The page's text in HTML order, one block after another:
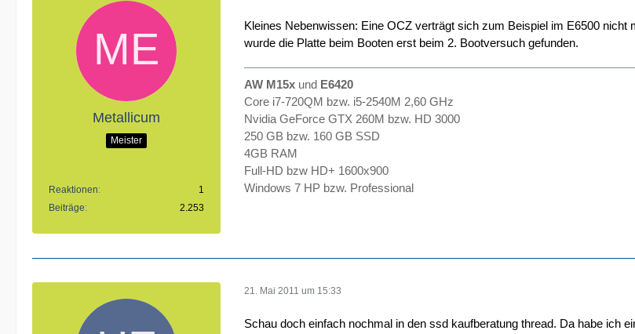
Metallicum
Meister
Reaktionen
1
Beiträge
2.253
Kleines Nebenwissen: Eine OCZ verträgt sich zum Beispiel im E6500
wurde die Platte beim Booten erst beim 2. Bootversuch gefunden.
AW M15x und E6420
Core i7-720QM bzw. i5-2540M 2,60 GHz
Nvidia GeForce GTX 260M bzw. HD 3000
250 GB bzw. 160 GB SSD
4GB RAM
Full-HD bzw HD+ 1600x900
Windows 7 HP bzw. Professional
21. Mai 2011 um 15:33
Schau doch einfach nochmal in den ssd kaufberatung thread. Da habe ich